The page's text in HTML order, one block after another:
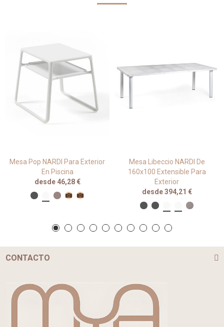
Mesa Pop NARDI Para Exterior
En Piscina
desde 46,28 €
Mesa Libeccio NARDI De
160x100 Extensible Para
Exterior
desde 394,21 €
CONTACTO